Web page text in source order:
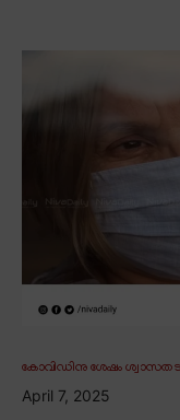
കോവിഡിനു ശേഷം
April 7, 2025